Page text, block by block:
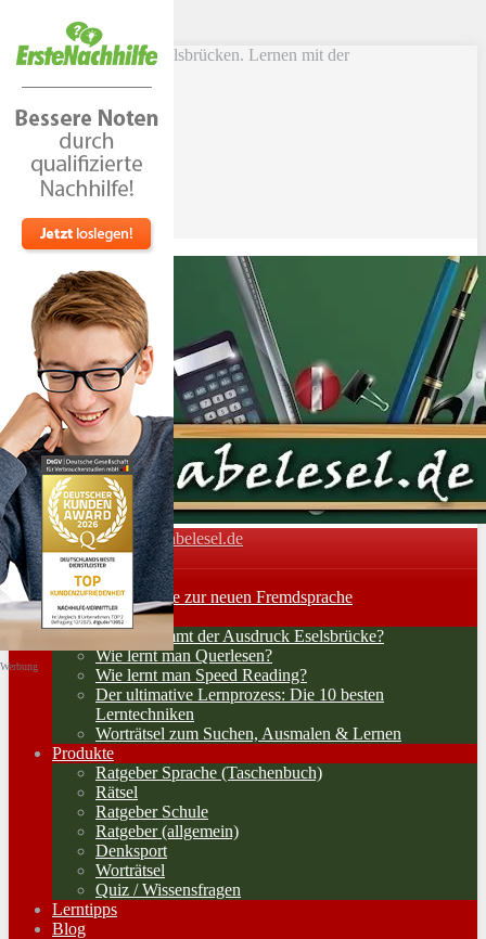
Skip to main content
Vokabel Lernen mit Eselsbrücken. Lernen mit der
Bestseller
Etsy-Shop
Fire Tablets Kids
T-Shirts
Blog
Produkte
Toggle navigation Vokabelesel.de
Home
Lernerfolge: Wege zur neuen Fremdsprache
Lernstrategien
Woher kommt der Ausdruck Eselsbrücke?
Wie lernt man Querlesen?
Wie lernt man Speed Reading?
Der ultimative Lernprozess: Die 10 besten
Lerntechniken
Worträtsel zum Suchen, Ausmalen & Lernen
Produkte
Ratgeber Sprache (Taschenbuch)
Rätsel
Ratgeber Schule
Ratgeber (allgemein)
Denksport
Worträtsel
Quiz / Wissensfragen
Lerntipps
Blog
Werbung